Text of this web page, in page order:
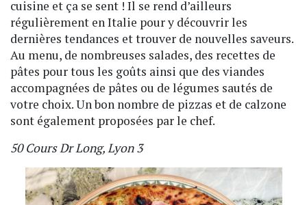
cuisine et ça se sent ! Il se rend d’ailleurs
régulièrement en Italie pour y découvrir les
dernières tendances et trouver de nouvelles saveurs.
Au menu, de nombreuses salades, des recettes de
pâtes pour tous les goûts ainsi que des viandes
accompagnées de pâtes ou de légumes sautés de
votre choix. Un bon nombre de pizzas et de calzone
sont également proposées par le chef.
50 Cours Dr Long, Lyon 3